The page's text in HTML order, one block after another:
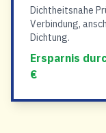
Dichtheitsnahe
Verbindung,
Dichtung.
Ersparnis
€